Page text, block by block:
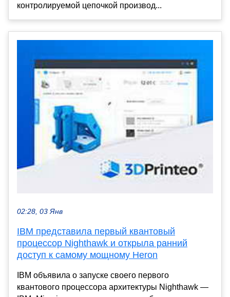
контролируемой цепочкой производ...
02:28, 03 Янв
IBM представила первый квантовый
процессор Nighthawk и открыла ранний
доступ к самому мощному Heron
IBM объявила о запуске своего первого
квантового процессора архитектуры Nighthawk —